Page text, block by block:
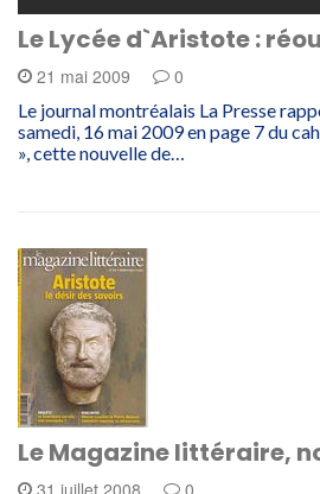
Le Lycée d`Aristote :
21 mai 2009 0
Le journal montréalais La Presse
samedi, 16 mai 2009 en page 7 du
», cette nouvelle de…
Le Magazine littéraire,
31 juillet 2008 0